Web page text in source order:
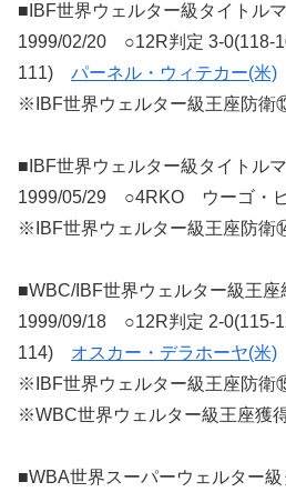
■IBF世界ウェルター級タイトル
1999/02/20 ○12R判定 3-0(118-
111) パーネル・ウィテカー(米)
※IBF世界ウェルター級王座防
■IBF世界ウェルター級タイトル
1999/05/29 ○4RKO ウーゴ・
※IBF世界ウェルター級王座防
■WBC/IBF世界ウェルター級王座
1999/09/18 ○12R判定 2-0(115-
114) オスカー・デラホーヤ(米)
※IBF世界ウェルター級王座防
※WBC世界ウェルター級王座獲
■WBA世界スーパーウェルター